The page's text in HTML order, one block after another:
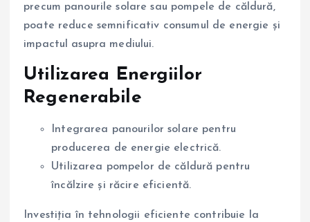
precum panourile solare sau pompele de căldură,
poate reduce semnificativ consumul de energie și
impactul asupra mediului.
Utilizarea Energiilor
Regenerabile
Integrarea panourilor solare pentru
producerea de energie electrică.
Utilizarea pompelor de căldură pentru
încălzire și răcire eficientă.
Investiția în tehnologii eficiente contribuie la